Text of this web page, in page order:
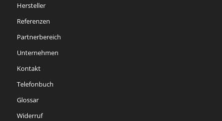
Hersteller
Referenzen
Partnerbereich
Unternehmen
Kontakt
Telefonbuch
Glossar
Widerruf